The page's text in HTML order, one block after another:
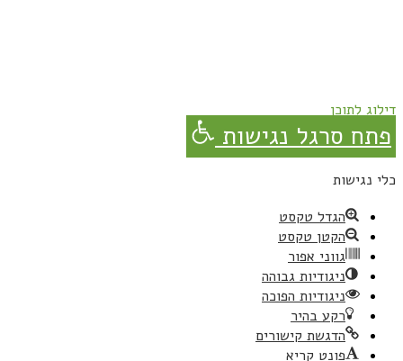
דילוג לתוכן
פתח סרגל נגישות
כלי נגישות
הגדל טקסט
הקטן טקסט
גווני אפור
ניגודיות גבוהה
ניגודיות הפוכה
רקע בהיר
הדגשת קישורים
פונט קריא